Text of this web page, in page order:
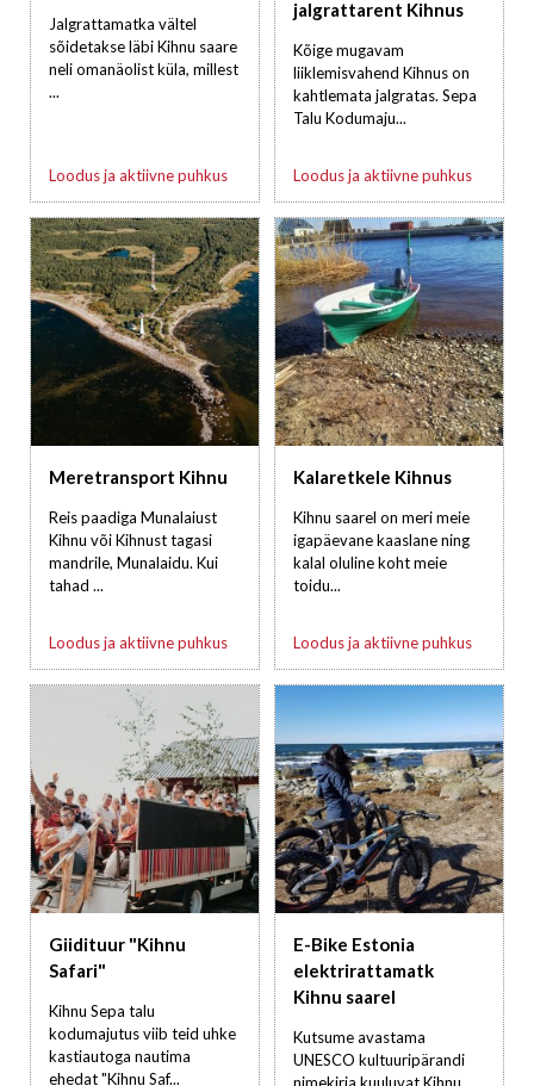
Jalgrattamatka vältel
sõidetakse läbi Kihnu saare
neli omanäolist küla, millest
...
Loodus ja aktiivne puhkus
jalgrattarent Kihnus
Kõige mugavam
liiklemisvahend Kihnus on
kahtlemata jalgratas. Sepa
Talu Kodumaju...
Loodus ja aktiivne puhkus
Meretransport Kihnu
Reis paadiga Munalaiust
Kihnu või Kihnust tagasi
mandrile, Munalaidu. Kui
tahad ...
Loodus ja aktiivne puhkus
Kalaretkele Kihnus
Kihnu saarel on meri meie
igapäevane kaaslane ning
kalal oluline koht meie
toidu...
Loodus ja aktiivne puhkus
Giidituur "Kihnu
Safari"
Kihnu Sepa talu
kodumajutus viib teid uhke
kastiautoga nautima
ehedat "Kihnu Saf...
E-Bike Estonia
elektrirattamatk
Kihnu saarel
Kutsume avastama
UNESCO kultuuripärandi